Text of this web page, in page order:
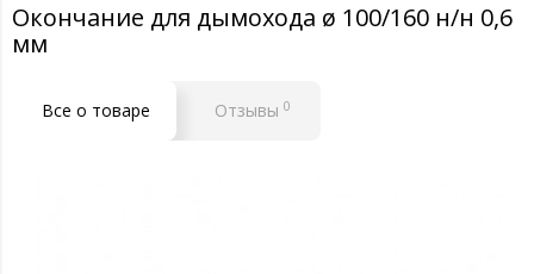
Окончание для дымохода ø 100/160 н/н 0,6
мм
Все о товаре Отзывы 0